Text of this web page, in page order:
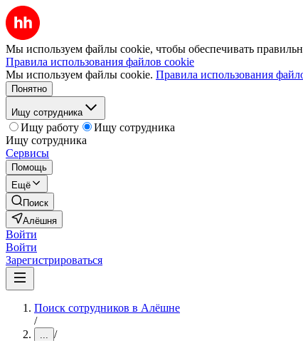
Мы используем файлы cookie, чтобы обеспечивать
Правила использования файлов cookie
Мы используем файлы cookie. Правила использования
Понятно
Ищу сотрудника
Ищу работу
Ищу сотрудника
Ищу сотрудника
Сервисы
Помощь
Ещё
Поиск
Алёшня
Войти
Войти
Зарегистрироваться
Поиск сотрудников в Алёшне
/
... /